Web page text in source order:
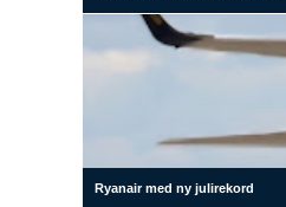
Ryanair med ny julirekord